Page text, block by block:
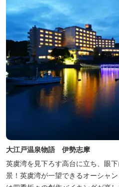
大江戸温泉物語 伊勢志摩
英虞湾を見下ろす高台に立ち、眼
景！英虞湾が一望できるオーシャ